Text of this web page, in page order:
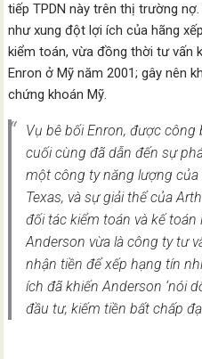
tiếp TPDN này trên thị trường
như xung đột lợi ích của hãng
kiểm toán, vừa đồng thời tư vấn
Enron ở Mỹ năm 2001; gây nên
chứng khoán Mỹ.
Vụ bê bối Enron, được
cuối cùng đã dẫn đến sự
một công ty năng lượng
Texas, và sự giải thể của
đối tác kiểm toán và kế
Anderson vừa là công ty tư
nhận tiền để xếp hạng tín
ích đã khiến Anderson ‘nói
đầu tư, kiếm tiền bất chấp